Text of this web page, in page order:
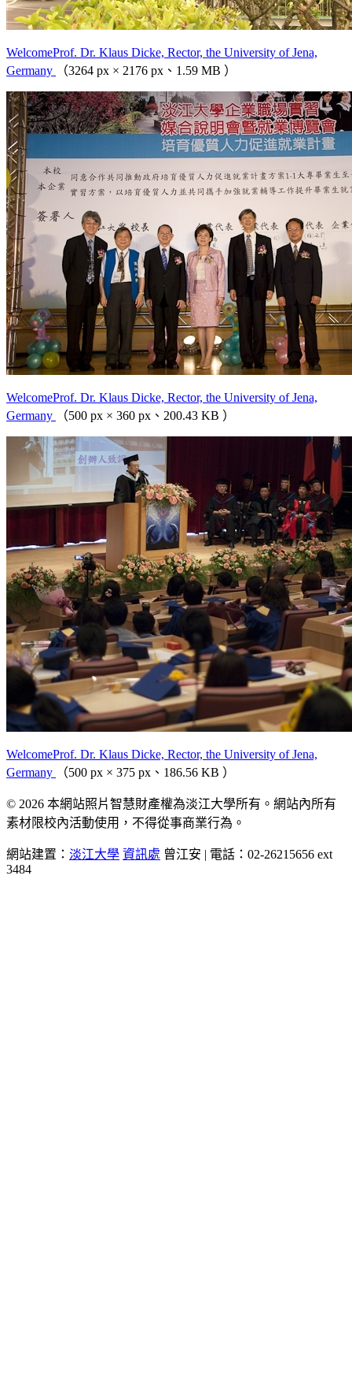
WelcomeProf. Dr. Klaus Dicke, Rector, the University of Jena,
Germany
（3264 px × 2176 px、1.59 MB ）
WelcomeProf. Dr. Klaus Dicke, Rector, the University of Jena,
Germany
（500 px × 360 px、200.43 KB ）
WelcomeProf. Dr. Klaus Dicke, Rector, the University of Jena,
Germany
（500 px × 375 px、186.56 KB ）
© 2026 本網站照片智慧財產權為淡江大學所有。網站內所有
素材限校內活動使用，不得從事商業行為。
網站建置： 淡江大學 資訊處 曾江安 | 電話：02-26215656 ext
3484